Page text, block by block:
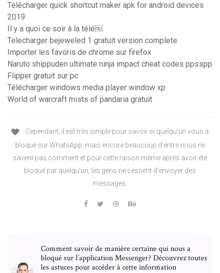
Télécharger quick shortcut maker apk for android devices
2019
Il y a quoi ce soir à la télé￼
Telecharger bejeweled 1 gratuit version complete
Importer les favoris de chrome sur firefox
Naruto shippuden ultimate ninja impact cheat codes ppsspp
Flipper gratuit sur pc
Télécharger windows media player window xp
World of warcraft mists of pandaria gratuit
Cependant, il est très simple pour savoir si quelqu'un vous a
bloqué sur WhatsApp, mais encore beaucoup d'entre nous ne
savent pas comment et pour cette raison même après avoir été
bloqué par quelqu'un, les gens ne cessent d'envoyer des
messages.
Comment savoir de manière certaine qui nous a
bloqué sur l’application Messenger? Découvrez toutes
les astuces pour accéder à cette information